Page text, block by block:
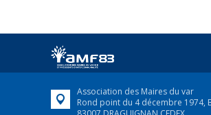
Afin d’accompagner au mieux les
FEUILLETER
Association des Maires du var
Rond point du 4 décembre 1974,